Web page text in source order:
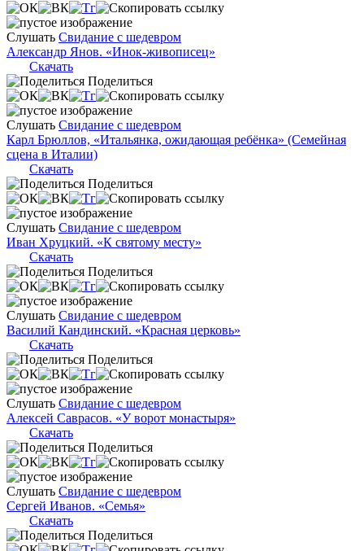
Слушать Свидание с шедевром
Александр Янов. «Инок-живописец»
Скачать
Поделиться
Слушать Свидание с шедевром
Карл Брюллов, «Итальянка, ожидающая ребёнка» (Семейная
сцена в Италии)
Скачать
Поделиться
Слушать Свидание с шедевром
Иван Хруцкий. «К святому месту»
Скачать
Поделиться
Слушать Свидание с шедевром
Василий Кандинский. «Красная церковь»
Скачать
Поделиться
Слушать Свидание с шедевром
Алексей Саврасов. «У ворот монастыря»
Скачать
Поделиться
Слушать Свидание с шедевром
Сергей Иванов. «Семья»
Скачать
Поделиться